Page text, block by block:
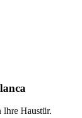
Haustür.